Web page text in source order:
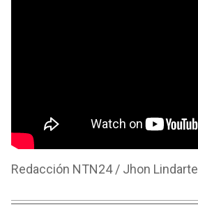
Redacción NTN24 / Jhon Lindarte